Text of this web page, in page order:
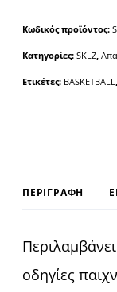
n
a
Κωδικός προϊόντος:
Κατηγορίες: SKLZ
Ετικέτες: BASKETBALL
ΠΕΡΙΓΡΑΦΉ
οδηγίες